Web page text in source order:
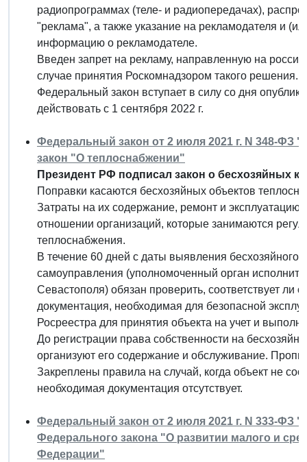
радиопрограммах (теле- и радиопередачах),
"реклама", а также указание на рекламодателя и
информацию о рекламодателе.
Введен запрет на рекламу, направленную на
случае принятия Роскомнадзором такого решения.
Федеральный закон вступает в силу со дня
действовать с 1 сентября 2022 г.
Федеральный закон от 2 июля 2021 г. N 348-ФЗ
закон "О теплоснабжении"
Президент РФ подписал закон о бесхозяйных
Поправки касаются бесхозяйных объектов
Затраты на их содержание, ремонт и эксплуатацию
отношении организаций, которые занимаются
теплоснабжения.
В течение 60 дней с даты выявления бесхозяйного
самоуправления (уполномоченный орган
Севастополя) обязан проверить, соответствует ли
документация, необходимая для безопасной
Росреестра для принятия объекта на учет и
До регистрации права собственности на
организуют его содержание и обслуживание.
Закреплены правила на случай, когда объект не
необходимая документация отсутствует.
Федеральный закон от 2 июля 2021 г. N 333-ФЗ
Федерального закона "О развитии малого и
Федерации"